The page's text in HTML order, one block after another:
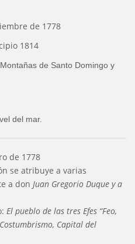
de 1778
1814
de Santo Domingo y
del mar.
de 1778
se atribuye a varias
a don Juan Gregorio Duque y a
El pueblo de las tres Efes “Feo,
Capital del